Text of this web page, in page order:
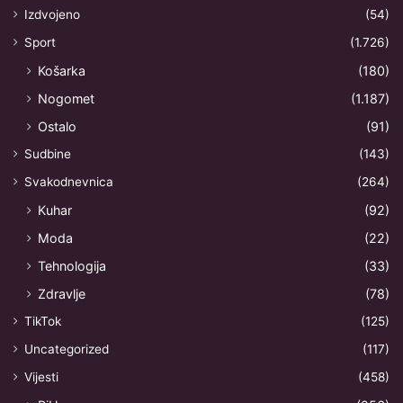
Izdvojeno
(54)
Sport
(1.726)
Košarka
(180)
Nogomet
(1.187)
Ostalo
(91)
Sudbine
(143)
Svakodnevnica
(264)
Kuhar
(92)
Moda
(22)
Tehnologija
(33)
Zdravlje
(78)
TikTok
(125)
Uncategorized
(117)
Vijesti
(458)